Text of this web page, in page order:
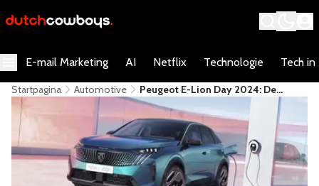
E-mail Marketing AI Netflix Technologie Tech in
Startpagina Automotive
Peugeot E-Lion Day 2024: De
Leeuw Als Beschermde Diersoort